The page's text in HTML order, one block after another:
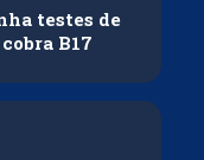
testes de
B17